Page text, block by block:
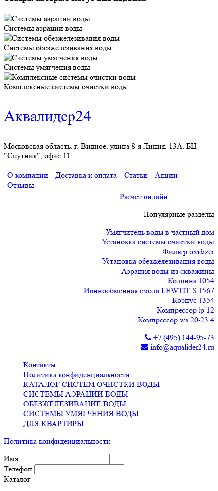
Системы аэрации воды
Системы обезжелезивания воды
Системы умягчения воды
Комплексные системы очистки воды
Аквалидер24
Московская область, г. Видное, улица 8-я Линия, 13А, БЦ
"Спутник", офис 11
О компании Доставка и оплата Статьи
Акции
Отзывы
Расчет онлайн
Популярные разделы
Умягчитель воды в частный дом
Установка системы очистки воды
Фильтр oxidizer
Установка обезжелезивания воды
Аэрация воды из скважины
Колонна 1054
Ионнообменная смола LEWTIT S 1567
Корпус 1354
Компрессор lp 12
Компрессор ws 20-23 4
+7 (495) 144-95-73
info@aqualider24.ru
Контакты
Политика конфиденциальности
КАТАЛОГ СИСТЕМ ОЧИСТКИ ВОДЫ
СИСТЕМЫ АЭРАЦИИ ВОДЫ
ОБЕЗЖЕЛЕЗИВАНИЕ ВОДЫ
СИСТЕМЫ УМЯГЧЕНИЯ ВОДЫ
ДЛЯ КВАРТИРЫ
Политика конфиденциальности
Имя
Телефон
Каталог